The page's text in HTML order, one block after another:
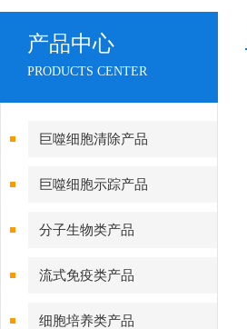
产品中心
PRODUCTS CENTER
巨噬细胞清除产品
巨噬细胞示踪产品
分子生物类产品
流式免疫类产品
细胞培养类产品